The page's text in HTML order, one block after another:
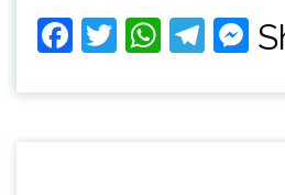
Facebook
Twitter